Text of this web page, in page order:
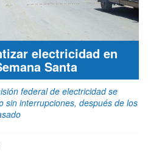
electricidad en
Santa
federal de electricidad se
sin interrupciones, después de los